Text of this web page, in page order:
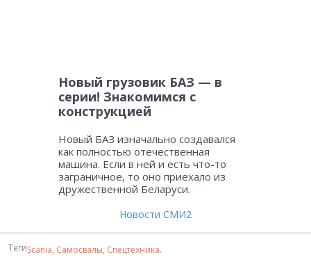
Новый грузовик БАЗ — в
серии! Знакомимся с
конструкцией
Новый БАЗ изначально создавался
как полностью отечественная
машина. Если в ней и есть что-то
заграничное, то оно приехало из
дружественной Беларуси.
Новости СМИ2
ТегиScania, Самосвалы, Спецтехника.